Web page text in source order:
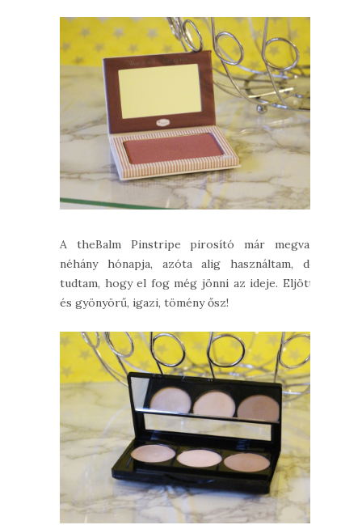
A theBalm Pinstripe pirosító már megvan
néhány hónapja, azóta alig használtam, de
tudtam, hogy el fog még jönni az ideje. Eljött,
és gyönyörű, igazi, tömény ősz!